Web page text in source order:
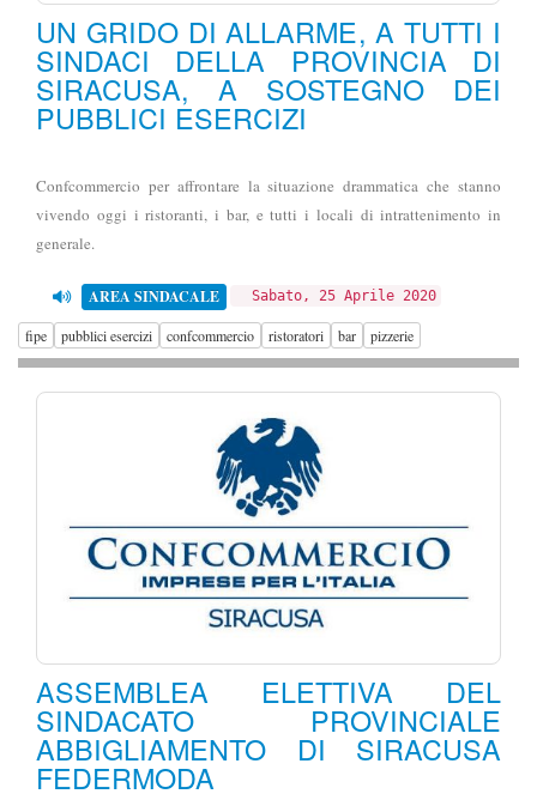
UN GRIDO DI ALLARME, A TUTTI I
SINDACI DELLA PROVINCIA DI
SIRACUSA, A SOSTEGNO DEI
PUBBLICI ESERCIZI
Confcommercio per affrontare la situazione drammatica che stanno
vivendo oggi i ristoranti, i bar, e tutti i locali di intrattenimento in
generale.
AREA SINDACALE Sabato, 25 Aprile 2020
fipe pubblici esercizi confcommercio ristoratori bar pizzerie
ASSEMBLEA ELETTIVA DEL
SINDACATO PROVINCIALE
ABBIGLIAMENTO DI SIRACUSA
FEDERMODA